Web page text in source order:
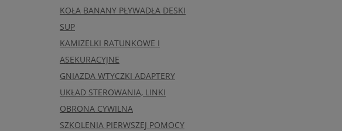
KOŁA BANANY PŁYWADŁA DESKI
SUP
KAMIZELKI RATUNKOWE I
ASEKURACYJNE
GNIAZDA WTYCZKI ADAPTERY
UKŁAD STEROWANIA, LINKI
OBRONA CYWILNA
SZKOLENIA PIERWSZEJ POMOCY